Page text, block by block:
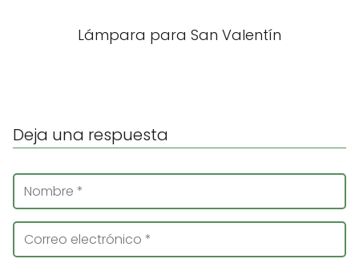
Lámpara para San Valentín
Deja una respuesta